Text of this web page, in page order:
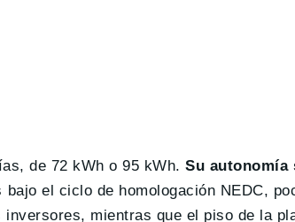
de 72 kWh o 95 kWh.Su autonomía
el ciclo de homologación NEDC,
mientras que el piso de la